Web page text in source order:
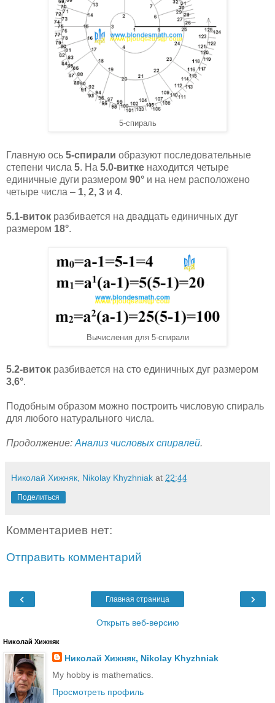
5-спираль
Главную ось 5-спирали образуют последовательные
степени числа 5. На 5.0-витке находится четыре
единичные дуги размером 90° и на нем расположено
четыре числа – 1, 2, 3 и 4.
5.1-виток разбивается на двадцать единичных дуг
размером 18°.
Вычисления для 5-спирали
5.2-виток разбивается на сто единичных дуг размером
3,6°.
Подобным образом можно построить числовую спираль
для любого натурального числа.
Продолжение: Анализ числовых спиралей.
Николай Хижняк, Nikolay Khyzhniak at 22:44
Поделиться
Комментариев нет:
Отправить комментарий
‹ ›
Главная страница
Открыть веб-версию
Николай Хижняк
Николай Хижняк, Nikolay Khyzhniak
My hobby is mathematics.
Просмотреть профиль